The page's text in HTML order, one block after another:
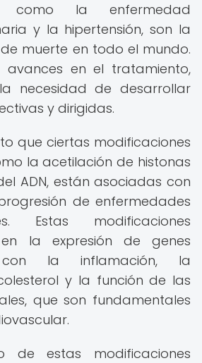
como la enfermedad
y la hipertensión, son la
muerte en todo el mundo.
en el tratamiento,
necesidad de desarrollar
y dirigidas.
que ciertas modificaciones
la acetilación de histonas
ADN, están asociadas con
de enfermedades
Estas modificaciones
la expresión de genes
con la inflamación, la
y la función de las
que son fundamentales
de estas modificaciones